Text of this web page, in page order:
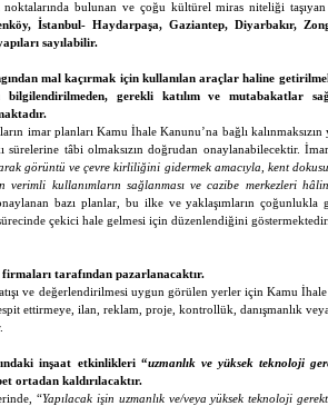
bulunan ve çoğu kültürel miras niteliği taşıyan
İstanbul- Haydarpaşa, Gaziantep, Diyarbakır,
sayılabilir.
mal kaçırmak için kullanılan araçlar haline
gerekli katılım ve mutabakatlar
imar planları Kamu İhale Kanunu’na bağlı
sürelerine tâbi olmaksızın doğrudan onaylanabilecektir.
görüntü ve çevre kirliliğini gidermek amacıyla, kent
verimli kullanımların sağlanması ve cazibe merkezleri
bazı planlar, bu ilke ve yaklaşımların çoğunlukla
sürecinde çekici hale gelmesi için düzenlendiğini göstermektedir.
firmaları tarafından pazarlanacaktır.
ve değerlendirilmesi uygun görülen yerler için Kamu
ettirmeye, ilan, reklam, proje, kontrollük, danışmanlık
inşaat etkinlikleri “uzmanlık ve yüksek teknoloji
ortadan kaldırılacaktır.
“Yapılacak işin uzmanlık ve/veya yüksek teknoloji